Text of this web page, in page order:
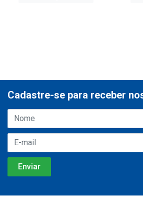
Cadastre-se para receber